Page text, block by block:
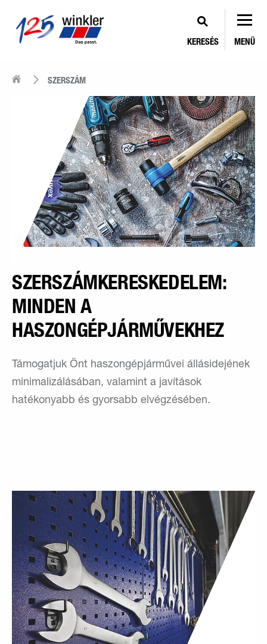
KERESÉS MENÜ
SZERSZÁM
SZERSZÁMKERESKEDELEM:
MINDEN A
HASZONGÉPJÁRMŰVEKHEZ
Támogatjuk Önt haszongépjárművei állásidejének
minimalizálásában, valamint a javítások
hatékonyabb és gyorsabb elvégzésében.